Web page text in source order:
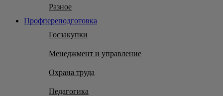
Разное
Профпереподготовка
Госзакупки
Менеджмент и управление
Охрана труда
Педагогика